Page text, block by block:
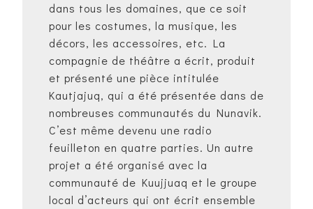
dans tous les domaines, que ce soit
pour les costumes, la musique, les
décors, les accessoires, etc. La
compagnie de théâtre a écrit, produit
et présenté une pièce intitulée
Kautjajuq, qui a été présentée dans de
nombreuses communautés du Nunavik.
C’est même devenu une radio
feuilleton en quatre parties. Un autre
projet a été organisé avec la
communauté de Kuujjuaq et le groupe
local d’acteurs qui ont écrit ensemble